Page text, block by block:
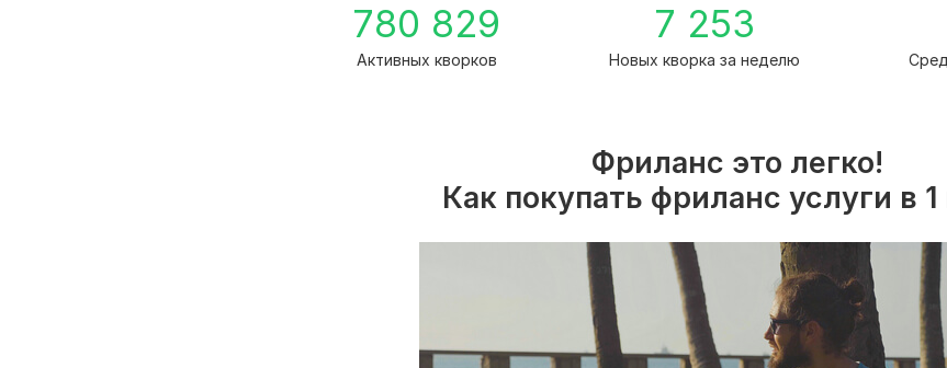
780 829
Активных кворков
7 253
Новых кворка за неделю
Фриланс это легко!
Как покупать фриланс услуги в 1